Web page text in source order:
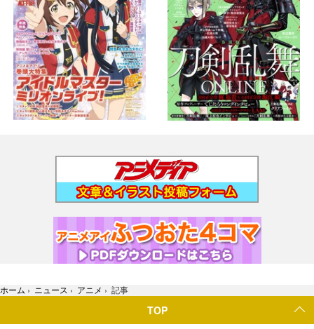
ホーム › ニュース › アニメ › 記事
TOP